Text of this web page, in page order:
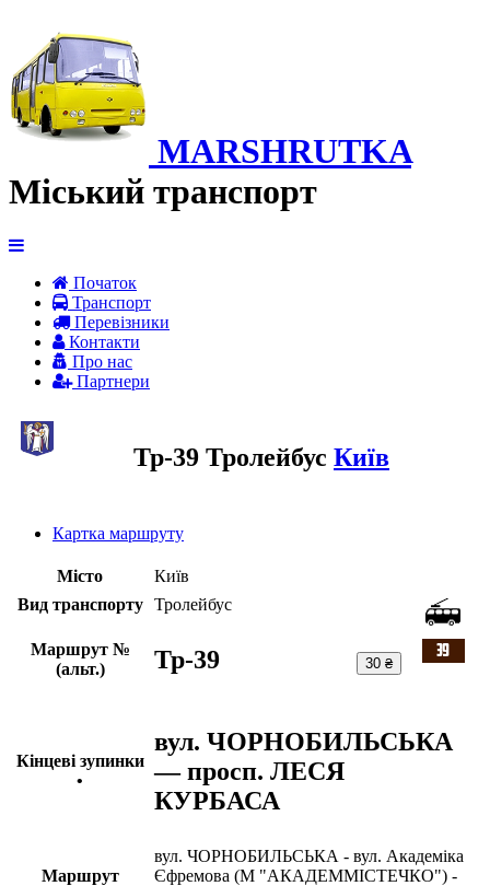
MARSHRUTKA
Міський транспорт
Початок
Транспорт
Перевiзники
Контакти
Про нас
Партнери
Тр-39 Тролейбус Київ
Картка маршруту
Місто
Київ
Вид транспорту
Тролейбус
Маршрут №
(альт.)
Тр-39 30 ₴
Кінцеві зупинки
•
вул. ЧОРНОБИЛЬСЬКА
— просп. ЛЕСЯ
КУРБАСА
Маршрут
вул. ЧОРНОБИЛЬСЬКА - вул. Академіка
Єфремова (М "АКАДЕММІСТЕЧКО") -